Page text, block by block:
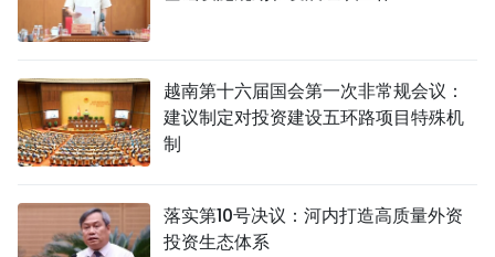
越南第十六届国会第一次非常规会议：
建议制定对投资建设五环路项目特殊机
制
落实第10号决议：河内打造高质量外资
投资生态体系